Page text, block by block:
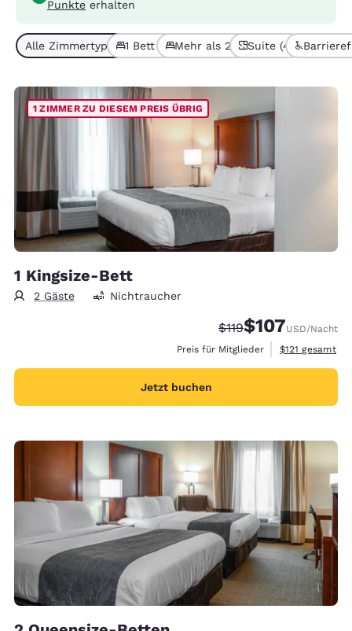
Punkte erhalten
Alle Zimmertypen (9)1 Bett (6)Mehr als 2 Betten (3)
Suite (4)
1 ZIMMER ZU DIESEM PREIS ÜBRIG
1 Kingsize-Bett
2 Gäste Nichtraucher
Durchgestrichener
$119Vergünstigter
$107USD/Nacht
Preis für Mitglieder
Geschätzte
$121 gesamt
Jetzt buchen